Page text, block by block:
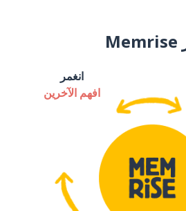
انغمر
افهم الآخرين